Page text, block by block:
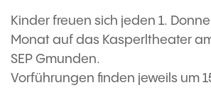
Kinder freuen sich jeden 1.
Monat auf das Kasperltheater
SEP Gmunden.
Vorführungen finden jeweils um